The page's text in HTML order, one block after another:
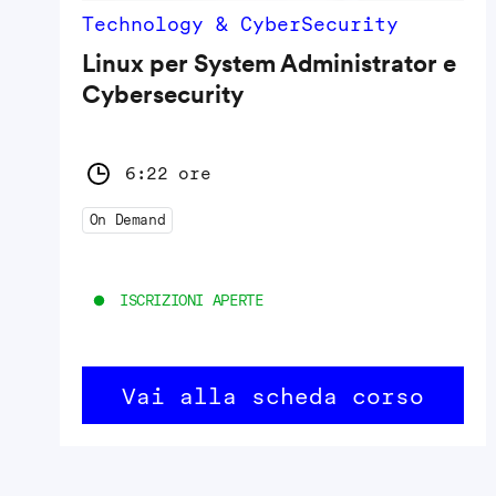
Technology & CyberSecurity
Linux per System Administrator e
Cybersecurity
6:22 ore
On Demand
ISCRIZIONI APERTE
Vai alla scheda corso